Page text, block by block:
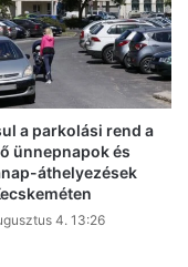
a parkolási rend a
ünnepnapok és
áthelyezések
4. 13:26